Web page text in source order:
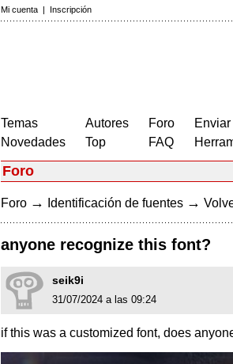
Mi cuenta | Inscripción
Temas
Novedades
Autores
Top
Foro
FAQ
Foro
Foro → Identificación de fuentes →
anyone recognize this font?
seik9i
31/07/2024 a las 09:24
if this was a customized font, does